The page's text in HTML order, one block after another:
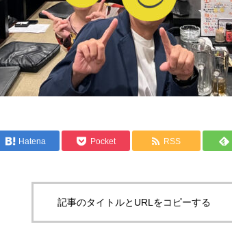
Hatena Pocket RSS
記事のタイトルとURLをコピーする